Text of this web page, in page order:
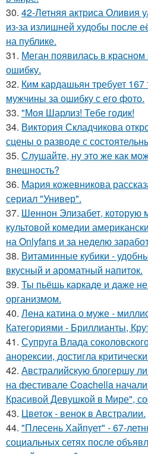
30. 42-Летняя актриса Оливия
из-за излишней худобы после
на публике.
31. Меган появилась в
ошибку.
32. Ким кардашьян требует
мужчины за ошибку с его фото.
33. "Моя Шарлиз! Тебе годик!
34. Виктория Складчикова
сцены о разводе с
35. Слушайте, ну это же как
внешность?
36. Мария кожевникова
сериал "Универ".
37. Шеннон Элизабет, которую
культовой комедии
на Onlyfans и за неделю
38. Витаминные кубики -
вкусный и ароматный напиток.
39. Ты пьёшь каркаде и даже
организмом.
40. Лена катина о муже -
Категориями - Бриллианты,
41. Супруга Влада
анорексии, достигла
42. Австралийскую блогершу
на фестивале Coachella
Красивой Девушкой в Мире",
43. Цветок - венок в Австралии.
44. "Плесень Хайпует" - 67-
социальных сетях после